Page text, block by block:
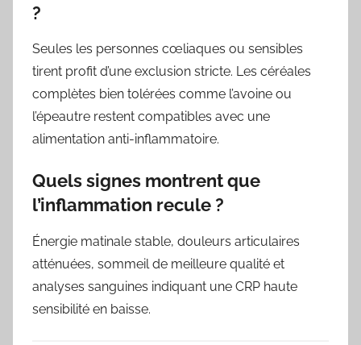
?
Seules les personnes cœliaques ou sensibles
tirent profit d’une exclusion stricte. Les céréales
complètes bien tolérées comme l’avoine ou
l’épeautre restent compatibles avec une
alimentation anti-inflammatoire.
Quels signes montrent que
l’inflammation recule ?
Énergie matinale stable, douleurs articulaires
atténuées, sommeil de meilleure qualité et
analyses sanguines indiquant une CRP haute
sensibilité en baisse.